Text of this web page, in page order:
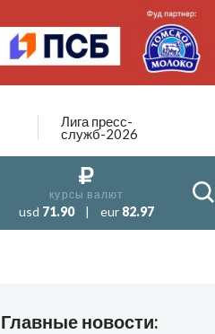
Лига пресс-
служб-2026
курсы валют
usd 71.90 | eur 82.97
Главные новости: